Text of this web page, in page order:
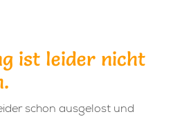
ist leider nicht
schon ausgelost und